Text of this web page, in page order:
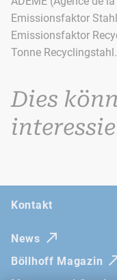
Emissionsfaktor
Emissionsfaktor
Tonne Recyclingstahl.
Dies
Kontakt
News
Böllhoff Magazin